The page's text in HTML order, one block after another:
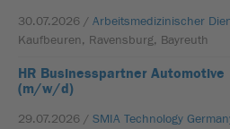
30.07.2026 / Arbeitsmedizinischer
Kaufbeuren, Ravensburg, Bayreuth
HR Businesspartner Automotive
(m/w/d)
29.07.2026 / SMIA Technology